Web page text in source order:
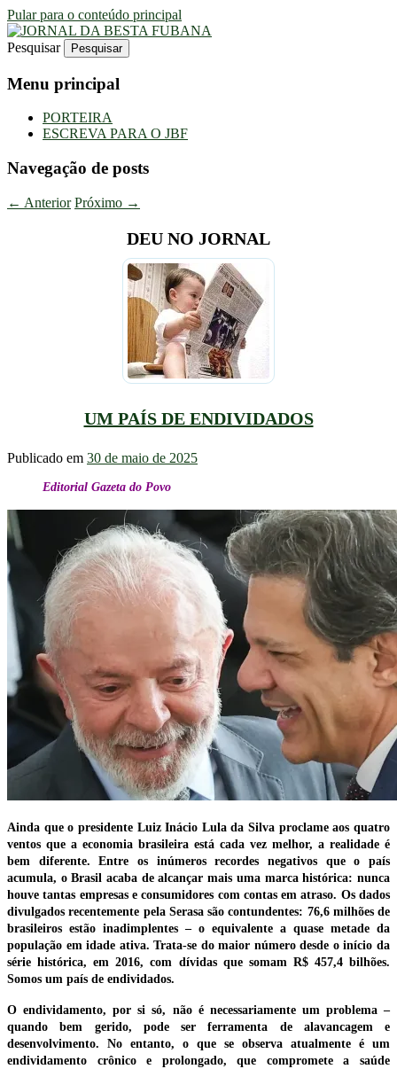
Pular para o conteúdo principal
JORNAL DA BESTA FUBANA
Uma Gazeta Escrota
Pesquisar
Menu principal
PORTEIRA
ESCREVA PARA O JBF
Navegação de posts
← Anterior Próximo →
DEU NO JORNAL
UM PAÍS DE ENDIVIDADOS
Publicado em 30 de maio de 2025
Editorial Gazeta do Povo
Ainda que o presidente Luiz Inácio Lula da Silva proclame aos quatro
ventos que a economia brasileira está cada vez melhor, a realidade é
bem diferente. Entre os inúmeros recordes negativos que o país
acumula, o Brasil acaba de alcançar mais uma marca histórica: nunca
houve tantas empresas e consumidores com contas em atraso. Os dados
divulgados recentemente pela Serasa são contundentes: 76,6 milhões de
brasileiros estão inadimplentes – o equivalente a quase metade da
população em idade ativa. Trata-se do maior número desde o início da
série histórica, em 2016, com dívidas que somam R$ 457,4 bilhões.
Somos um país de endividados.
O endividamento, por si só, não é necessariamente um problema –
quando bem gerido, pode ser ferramenta de alavancagem e
desenvolvimento. No entanto, o que se observa atualmente é um
endividamento crônico e prolongado, que compromete a saúde